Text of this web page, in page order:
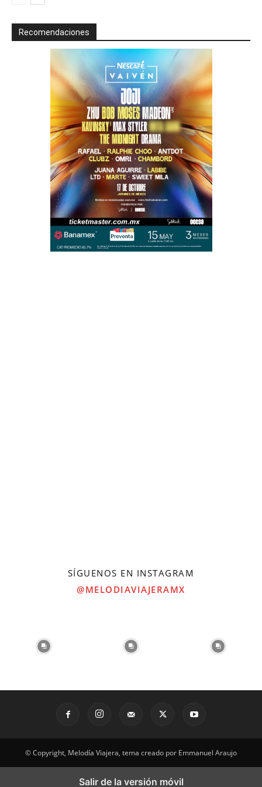
Recomendaciones
SÍGUENOS EN INSTAGRAM
@MELODIAVIAJERAMX
© Copyright, Melodía Viajera, tema creado por Emmanuel Araujo
Salir de la versión móvil